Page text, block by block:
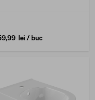
lei/ buc